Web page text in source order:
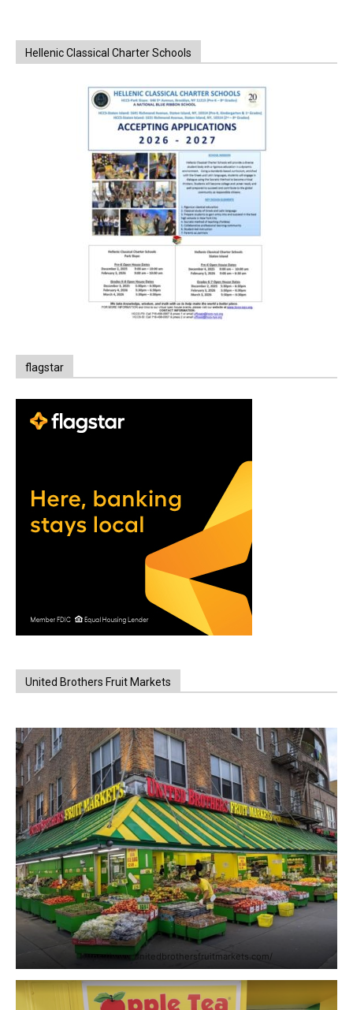
Hellenic Classical Charter Schools
flagstar
United Brothers Fruit Markets
https://www.unitedbrothersfruitmarkets.com/